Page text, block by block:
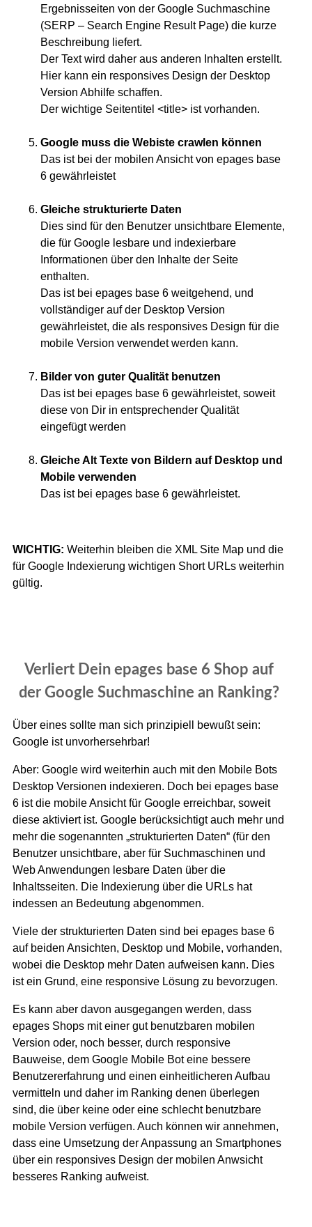
Ergebnisseiten von der Google Suchmaschine
(SERP – Search Engine Result Page) die kurze
Beschreibung liefert.
Der Text wird daher aus anderen Inhalten erstellt.
Hier kann ein responsives Design der Desktop
Version Abhilfe schaffen.
Der wichtige Seitentitel <title> ist vorhanden.
Google muss die Webiste crawlen können
Das ist bei der mobilen Ansicht von epages base
6 gewährleistet
Gleiche strukturierte Daten
Dies sind für den Benutzer unsichtbare Elemente,
die für Google lesbare und indexierbare
Informationen über den Inhalte der Seite
enthalten.
Das ist bei epages base 6 weitgehend, und
vollständiger auf der Desktop Version
gewährleistet, die als responsives Design für die
mobile Version verwendet werden kann.
Bilder von guter Qualität benutzen
Das ist bei epages base 6 gewährleistet, soweit
diese von Dir in entsprechender Qualität
eingefügt werden
Gleiche Alt Texte von Bildern auf Desktop und
Mobile verwenden
Das ist bei epages base 6 gewährleistet.
WICHTIG: Weiterhin bleiben die XML Site Map und die
für Google Indexierung wichtigen Short URLs weiterhin
gültig.
Verliert Dein epages base 6 Shop auf
der Google Suchmaschine an Ranking?
Über eines sollte man sich prinzipiell bewußt sein:
Google ist unvorhersehrbar!
Aber: Google wird weiterhin auch mit den Mobile Bots
Desktop Versionen indexieren. Doch bei epages base
6 ist die mobile Ansicht für Google erreichbar, soweit
diese aktiviert ist. Google berücksichtigt auch mehr und
mehr die sogenannten „strukturierten Daten“ (für den
Benutzer unsichtbare, aber für Suchmaschinen und
Web Anwendungen lesbare Daten über die
Inhaltsseiten. Die Indexierung über die URLs hat
indessen an Bedeutung abgenommen.
Viele der strukturierten Daten sind bei epages base 6
auf beiden Ansichten, Desktop und Mobile, vorhanden,
wobei die Desktop mehr Daten aufweisen kann. Dies
ist ein Grund, eine responsive Lösung zu bevorzugen.
Es kann aber davon ausgegangen werden, dass
epages Shops mit einer gut benutzbaren mobilen
Version oder, noch besser, durch responsive
Bauweise, dem Google Mobile Bot eine bessere
Benutzererfahrung und einen einheitlicheren Aufbau
vermitteln und daher im Ranking denen überlegen
sind, die über keine oder eine schlecht benutzbare
mobile Version verfügen. Auch können wir annehmen,
dass eine Umsetzung der Anpassung an Smartphones
über ein responsives Design der mobilen Anwsicht
besseres Ranking aufweist.